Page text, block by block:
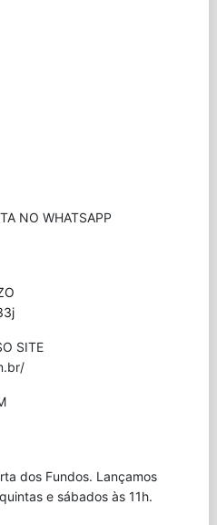
NO WHATSAPP
SITE
dos Fundos. Lançamos
e sábados às 11h.